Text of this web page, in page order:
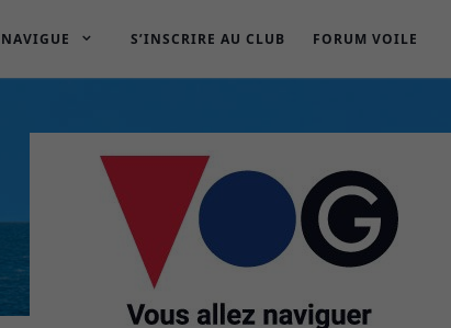
NAVIGUE S’INSCRIRE AU CLUB FORUM VOILE